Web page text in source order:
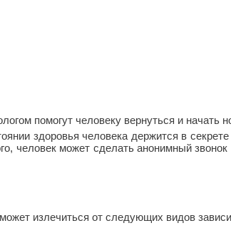
помогут человеку вернуться и начать
здоровья человека держится в
человек может сделать анонимный
излечиться от следующих видов